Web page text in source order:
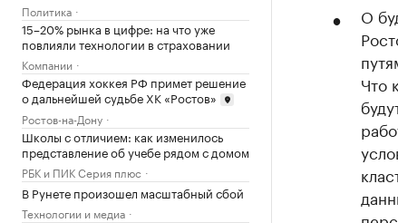
Политика
15–20% рынка в цифре: на что уже
повлияли технологии в страховании
Компании
Федерация хоккея РФ примет решение
о дальнейшей судьбе ХК «Ростов»
Ростов-на-Дону
Школы с отличием: как изменилось
представление об учебе рядом с домом
РБК и ПИК Серия плюс
В Рунете произошел масштабный сбой
Технологии и медиа
О
Что